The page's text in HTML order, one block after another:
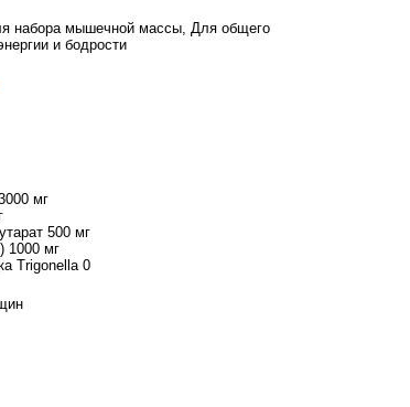
набора мышечной массы, Для общего
и бодрости
мг
500 мг
1000 мг
Trigonella 0